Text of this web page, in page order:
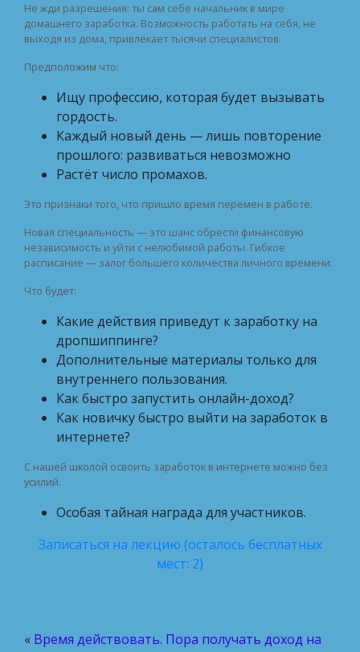
Не жди разрешения: ты сам себе начальник в мире
домашнего заработка. Возможность работать на себя, не
выходя из дома, привлекает тысячи специалистов.
Предположим что:
Ищу профессию, которая будет вызывать
гордость.
Каждый новый день — лишь повторение
прошлого: развиваться невозможно
Растёт число промахов.
Это признаки того, что пришло время перемен в работе.
Новая специальность — это шанс обрести финансовую
независимость и уйти с нелюбимой работы. Гибкое
расписание — залог большего количества личного времени.
Что будет:
Какие действия приведут к заработку на
дропшиппинге?
Дополнительные материалы только для
внутреннего пользования.
Как быстро запустить онлайн-доход?
Как новичку быстро выйти на заработок в
интернете?
С нашей школой освоить заработок в интернете можно без
усилий.
Особая тайная награда для участников.
Записаться на лекцию (осталось бесплатных
мест: 2)
« Время действовать. Пора получать доход на